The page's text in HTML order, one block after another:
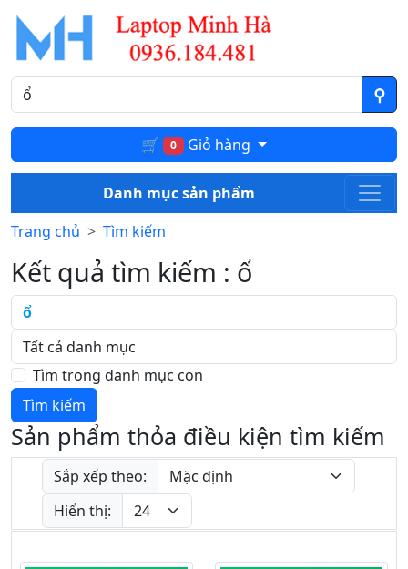
🛒 0 Giỏ hàng
Danh mục sản phẩm
Trang chủ
Tìm kiếm
Kết quả tìm kiếm : ổ
Tìm trong danh mục con
Tìm kiếm
Sản phẩm thỏa điều kiện tìm kiếm
Sắp xếp theo:
Hiển thị: